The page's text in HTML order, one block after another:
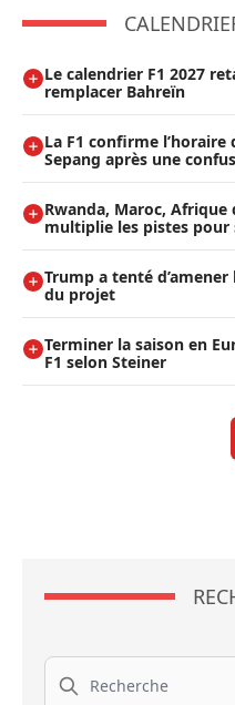
Le calendrier F1 2027
remplacer Bahreïn
La F1 confirme l’horaire
Sepang après une
Rwanda, Maroc, Afrique
multiplie les pistes pour
Trump a tenté
du projet
Terminer la saison en
F1 selon Steiner
Recherche